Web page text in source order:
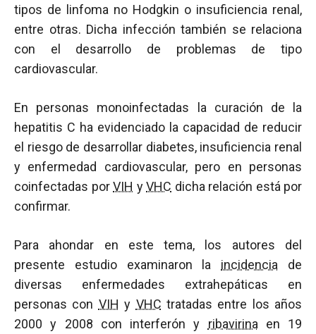
tipos de linfoma no Hodgkin o insuficiencia renal,
entre otras. Dicha infección también se relaciona
con el desarrollo de problemas de tipo
cardiovascular.
En personas monoinfectadas la curación de la
hepatitis C ha evidenciado la capacidad de reducir
el riesgo de desarrollar diabetes, insuficiencia renal
y enfermedad cardiovascular, pero en personas
coinfectadas porVIH yVHC dicha relación está por
confirmar.
Para ahondar en este tema, los autores del
presente estudio examinaron la incidencia de
diversas enfermedades extrahepáticas en
personas con VIH y VHC tratadas entre los años
2000 y 2008 con interferón y ribavirina en 19